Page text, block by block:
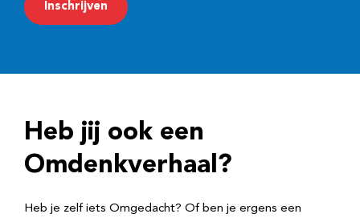
a
r
e
Inschrijven
Heb jij ook een
Omdenkverhaal?
Heb je zelf iets Omgedacht? Of ben je ergens een